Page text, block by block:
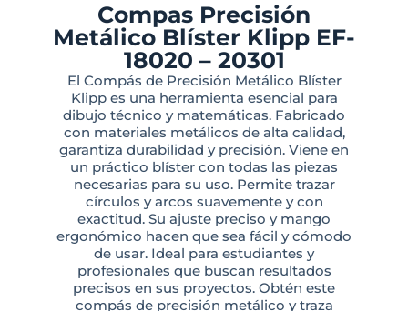
Compas Precisión
Metálico Blíster Klipp EF-
18020 – 20301
El Compás de Precisión Metálico Blíster
Klipp es una herramienta esencial para
dibujo técnico y matemáticas. Fabricado
con materiales metálicos de alta calidad,
garantiza durabilidad y precisión. Viene en
un práctico blíster con todas las piezas
necesarias para su uso. Permite trazar
círculos y arcos suavemente y con
exactitud. Su ajuste preciso y mango
ergonómico hacen que sea fácil y cómodo
de usar. Ideal para estudiantes y
profesionales que buscan resultados
precisos en sus proyectos. Obtén este
compás de precisión metálico y traza